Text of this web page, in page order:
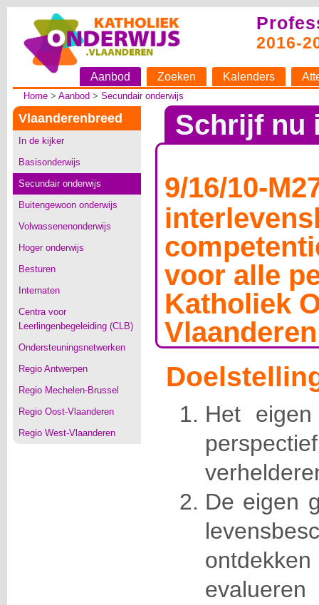
2016-
Aanbod Zoeken Kalenders
Home> Aanbod > Secundair onderwijs
Vlaanderenbreed
In de kijker
Basisonderwijs
Secundair onderwijs
Buitengewoon onderwijs
Volwassenenonderwijs
Hoger onderwijs
Besturen
Internaten
Centra voor
Leerlingenbegeleiding (CLB)
Ondersteuningsnetwerken
Regio Antwerpen
Regio Mechelen-Brussel
Regio Oost-Vlaanderen
Regio West-Vlaanderen
Schrijf nu
9/16/10-
voor alle
Katholiek
Vlaanderen
Het eigen
De eigen
evalueren